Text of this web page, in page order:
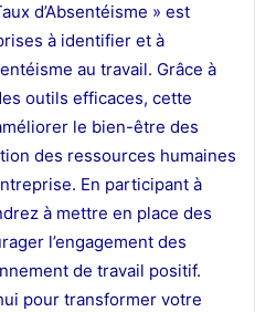
d’Absentéisme » est
à identifier et à
au travail. Grâce à
outils efficaces, cette
le bien-être des
des ressources humaines
En participant à
à mettre en place des
l’engagement des
de travail positif.
pour transformer votre